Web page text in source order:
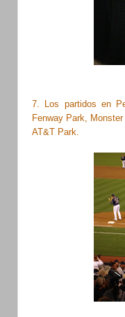
7. Los partidos en
Fenway Park,
AT&T Park.